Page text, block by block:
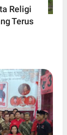
Religi
Terus